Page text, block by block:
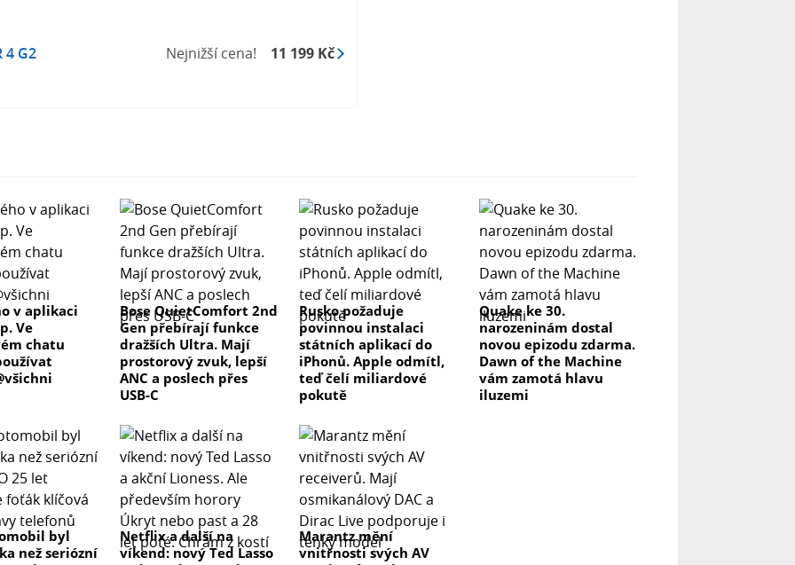
4 G2 Nejnižší cena! 11 199 Kč
v aplikaci
Ve
chatu
Bose QuietComfort 2nd
Gen přebírají funkce
dražších Ultra. Mají
prostorový zvuk, lepší
ANC a poslech přes
USB-C
Rusko požaduje
povinnou instalaci
státních aplikací do
iPhonů. Apple odmítl,
teď čelí miliardové
pokutě
Quake ke 30.
narozeninám dostal
novou epizodu zdarma.
Dawn of the Machine
vám zamotá hlavu
iluzemi
byl
než seriózní
Netflix a další na
víkend: nový Ted Lasso
Marantz mění
vnitřnosti svých AV